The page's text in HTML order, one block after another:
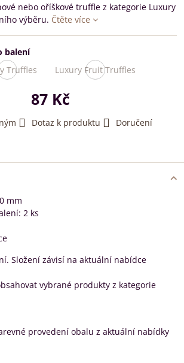
nebo oříškové truffle z kategorie Luxury
výběru. Čtěte více
balení
Truffles
Luxury Fruit Truffles
87 Kč
Dotaz k produktu Doručení
mm
2 ks
Složení závisí na aktuální nabídce
vybrané produkty z kategorie
provedení obalu z aktuální nabídky